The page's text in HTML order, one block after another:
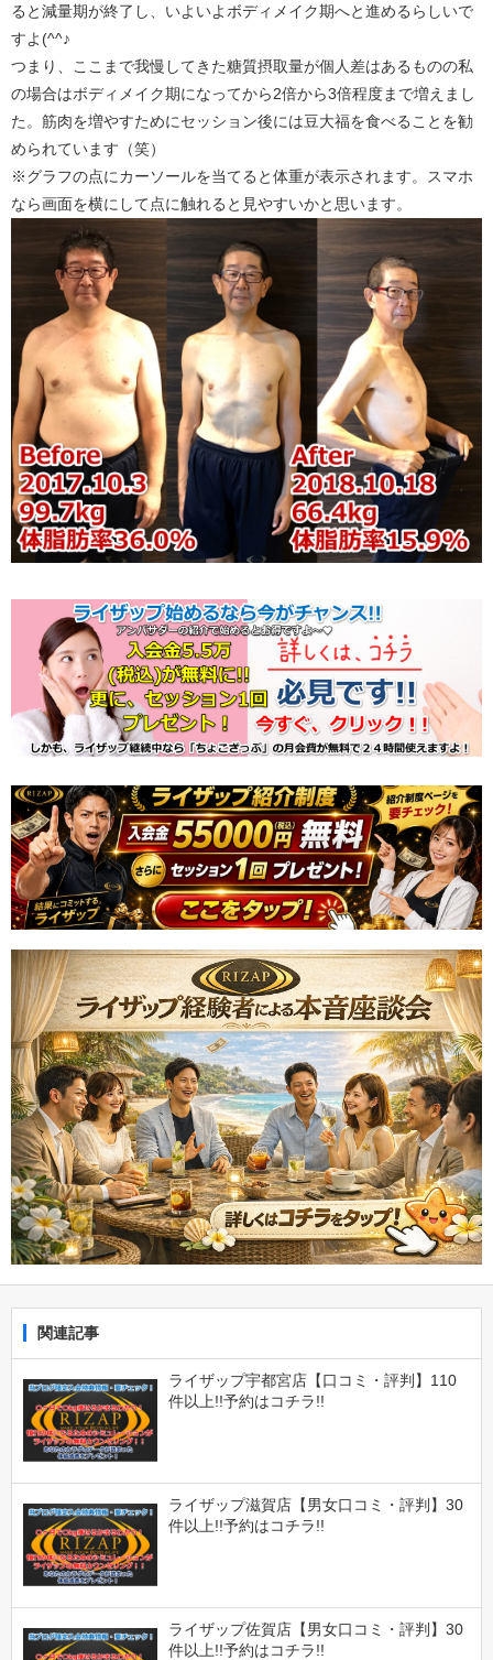
ると減量期が終了し、いよいよボディメイク期へと進めるらしいで
すよ(^^♪
つまり、ここまで我慢してきた糖質摂取量が個人差はあるものの私
の場合はボディメイク期になってから2倍から3倍程度まで増えまし
た。筋肉を増やすためにセッション後には豆大福を食べることを勧
められています（笑）
※グラフの点にカーソールを当てると体重が表示されます。スマホ
なら画面を横にして点に触れると見やすいかと思います。
関連記事
ライザップ宇都宮店【口コミ・評判】110
件以上!!予約はコチラ!!
ライザップ滋賀店【男女口コミ・評判】30
件以上!!予約はコチラ!!
ライザップ佐賀店【男女口コミ・評判】30
件以上!!予約はコチラ!!